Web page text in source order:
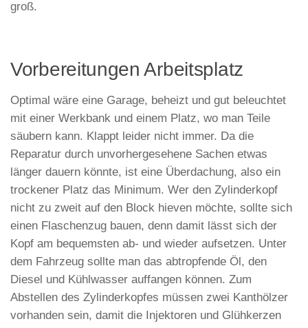
groß.
Vorbereitungen Arbeitsplatz
Optimal wäre eine Garage, beheizt und gut beleuchtet
mit einer Werkbank und einem Platz, wo man Teile
säubern kann. Klappt leider nicht immer. Da die
Reparatur durch unvorhergesehene Sachen etwas
länger dauern könnte, ist eine Überdachung, also ein
trockener Platz das Minimum. Wer den Zylinderkopf
nicht zu zweit auf den Block hieven möchte, sollte sich
einen Flaschenzug bauen, denn damit lässt sich der
Kopf am bequemsten ab- und wieder aufsetzen. Unter
dem Fahrzeug sollte man das abtropfende Öl, den
Diesel und Kühlwasser auffangen können. Zum
Abstellen des Zylinderkopfes müssen zwei Kanthölzer
vorhanden sein, damit die Injektoren und Glühkerzen